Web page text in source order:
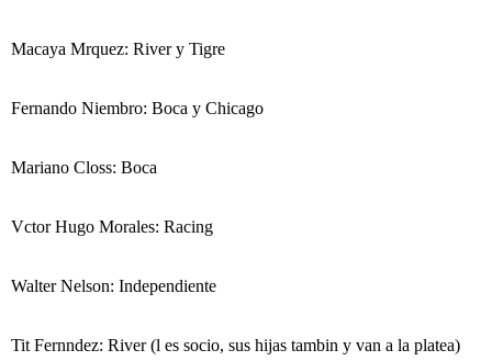
Macaya Mrquez: River y Tigre
Fernando Niembro: Boca y Chicago
Mariano Closs: Boca
Vctor Hugo Morales: Racing
Walter Nelson: Independiente
Tit Fernndez: River (l es socio, sus hijas tambin y van a la platea)